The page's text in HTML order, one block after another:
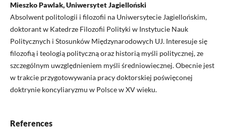
Mieszko Pawlak, Uniwersytet Jagielloński
Absolwent politologii i filozofii na Uniwersytecie Jagiellońskim,
doktorant w Katedrze Filozofii Polityki w Instytucie Nauk
Politycznych i Stosunków Międzynarodowych UJ. Interesuje się
filozofią i teologią polityczną oraz historią myśli politycznej, ze
szczególnym uwzględnieniem myśli średniowiecznej. Obecnie jest
w trakcie przygotowywania pracy doktorskiej poświęconej
doktrynie koncyliaryzmu w Polsce w XV wieku.
References